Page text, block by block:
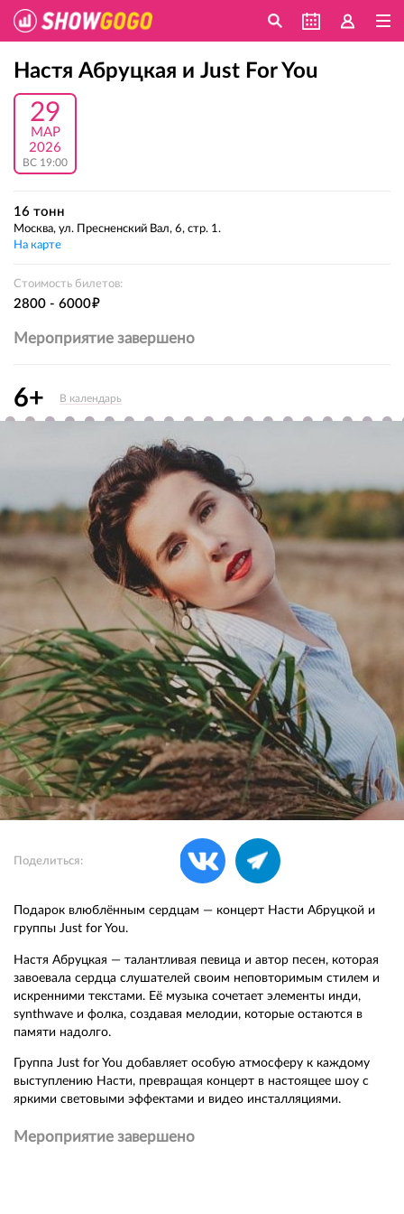
Настя Абруцкая и Just For You
29
МАР
2026
ВС 19:00
16 тонн
Москва, ул. Пресненский Вал, 6, стр. 1.
На карте
Стоимость билетов:
2800 - 6000е
Мероприятие завершено
6+ В календарь
Поделиться:
Подарок влюблённым сердцам — концерт Насти Абруцкой и
группы Just for You.
Настя Абруцкая — талантливая певица и автор песен, которая
завоевала сердца слушателей своим неповторимым стилем и
искренними текстами. Её музыка сочетает элементы инди,
synthwave и фолка, создавая мелодии, которые остаются в
памяти надолго.
Группа Just for You добавляет особую атмосферу к каждому
выступлению Насти, превращая концерт в настоящее шоу с
яркими световыми эффектами и видео инсталляциями.
Мероприятие завершено